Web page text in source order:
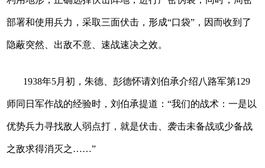
部署和使用兵力，采取三面伏击，形成“口袋”，因而收到了
隐蔽突然、出敌不意、速战速决之效。
1938年5月初，朱德、彭德怀请刘伯承介绍八路军第129
师同日军作战的经验时，刘伯承提道：“我们的战术：一是以
优势兵力寻找敌人弱点打，就是伏击、袭击未备战或少备战
之敌求得消灭之……”